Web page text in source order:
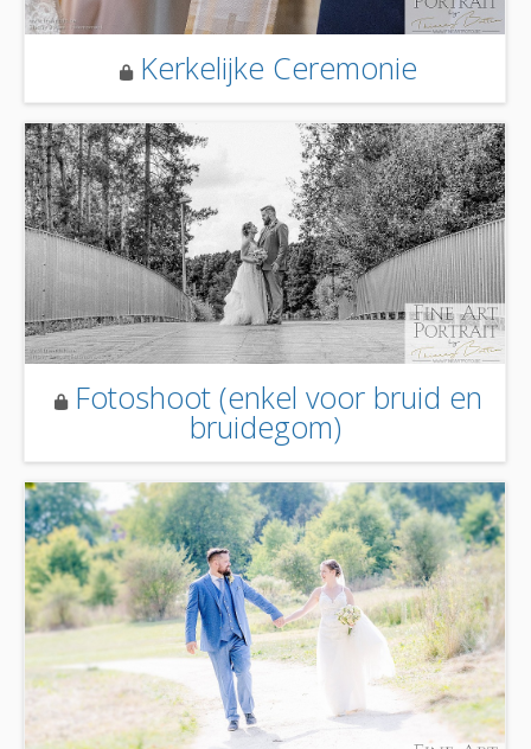
Kerkelijke Ceremonie
Fotoshoot (enkel voor bruid en
bruidegom)